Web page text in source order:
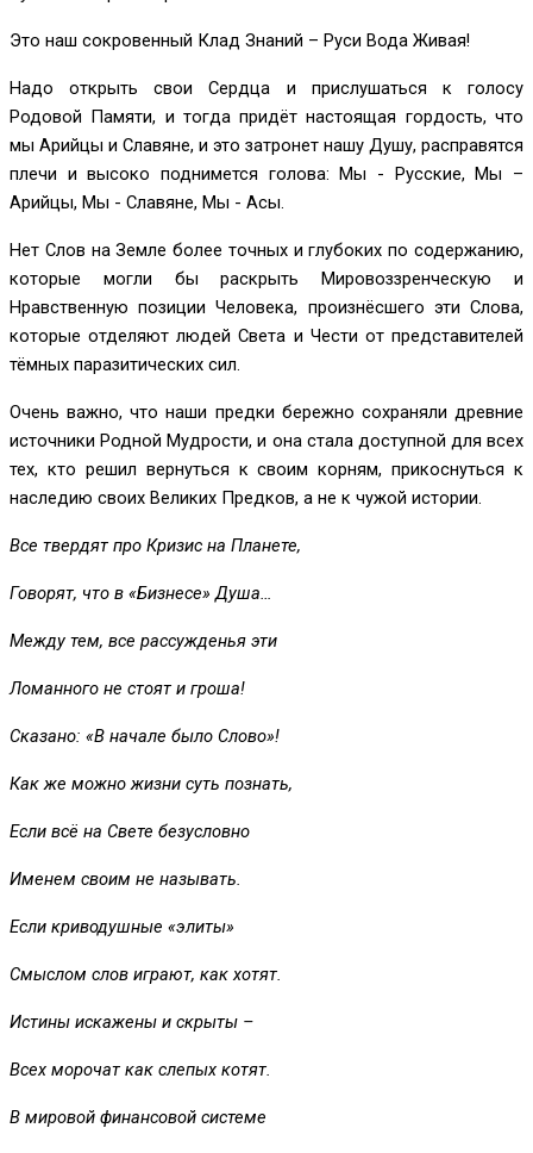
Это наш сокровенный Клад Знаний – Руси Вода Живая!
Надо открыть свои Сердца и прислушаться к голосу
Родовой Памяти, и тогда придёт настоящая гордость, что
мы Арийцы и Славяне, и это затронет нашу Душу, расправятся
плечи и высоко поднимется голова: Мы - Русские, Мы –
Арийцы, Мы - Славяне, Мы - Асы.
Нет Слов на Земле более точных и глубоких по содержанию,
которые могли бы раскрыть Мировоззренческую и
Нравственную позиции Человека, произнёсшего эти Слова,
которые отделяют людей Света и Чести от представителей
тёмных паразитических сил.
Очень важно, что наши предки бережно сохраняли древние
источники Родной Мудрости, и она стала доступной для всех
тех, кто решил вернуться к своим корням, прикоснуться к
наследию своих Великих Предков, а не к чужой истории.
Все твердят про Кризис на Планете,
Говорят, что в «Бизнесе» Душа…
Между тем, все рассужденья эти
Ломанного не стоят и гроша!
Сказано: «В начале было Слово»!
Как же можно жизни суть познать,
Если всё на Свете безусловно
Именем своим не называть.
Если криводушные «элиты»
Смыслом слов играют, как хотят.
Истины искажены и скрыты –
Всех морочат как слепых котят.
В мировой финансовой системе